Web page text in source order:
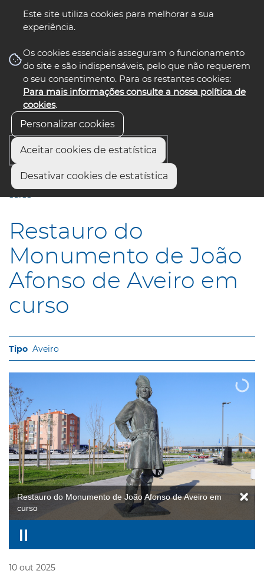
Este site utiliza cookies para melhorar a sua
experiência.
Os cookies essenciais asseguram o funcionamento
do site e são indispensáveis, pelo que não requerem
o seu consentimento. Para os restantes cookies:
Para mais informações consulte a nossa política de
cookies.
Personalizar cookies
Aceitar cookies de estatística
Desativar cookies de estatística
nos select language
Início
Restauro do Monumento de João Afonso de Aveiro em
curso
Restauro do
Monumento de João
Afonso de Aveiro em
curso
Aveiro
Restauro do Monumento de João Afonso de Aveiro em
curso
10 out 2025